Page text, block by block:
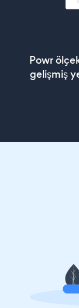
Powr
gelişmiş